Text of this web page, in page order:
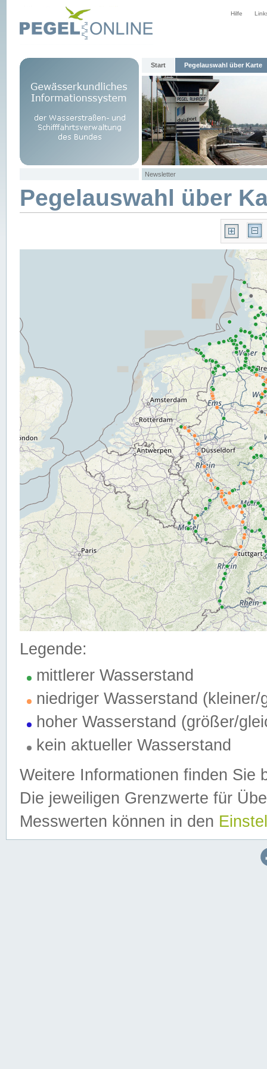
Hilfe
Start Pegelauswahl über Karte
Newsletter
Pegelauswahl über
Legende:
mittlerer Wasserstand
niedriger Wasserstand (kleiner/
hoher Wasserstand (größer/
kein aktueller Wasserstand
Weitere Informationen finden Sie
Die jeweiligen Grenzwerte für
Messwerten können in den